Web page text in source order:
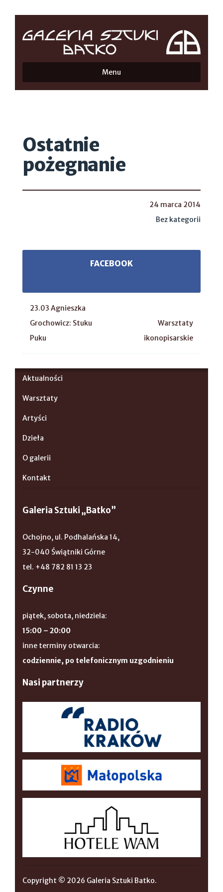
Menu
Ostatnie
pożegnanie
24 marca 2014
Bez kategorii
FACEBOOK
23.03 Agnieszka
Grochowicz: Stuku
Puku
Warsztaty
ikonopisarskie
Aktualności
Warsztaty
Artyści
Dzieła
O galerii
Kontakt
Galeria Sztuki „Batko”
Ochojno, ul. Podhalańska 14,
32-040 Świątniki Górne
tel. +48 782 81 13 23
Czynne
piątek, sobota, niedziela:
15:00 – 20:00
inne terminy otwarcia:
codziennie, po telefonicznym uzgodnieniu
Nasi partnerzy
Copyright © 2026 Galeria Sztuki Batko.